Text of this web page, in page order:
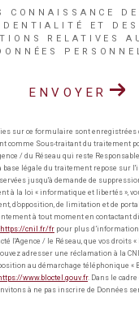
ET DES
RELATIVES
ENVOYER
sur ce formulaire sont
comme Sous-traitant du traitement
/ du Réseau qui reste
base légale du traitement repose sur
jusqu'à demande de
à la loi « informatique et libertés »,
d’opposition, de limitation et de
à tout moment en contactant
https://cnil.fr/fr pour plus
l'Agence / le Réseau, que vos droits
adresser une réclamation à la
au démarchage téléphonique «
www.bloctel.gouv.fr. Dans le
à ne pas inscrire de Données